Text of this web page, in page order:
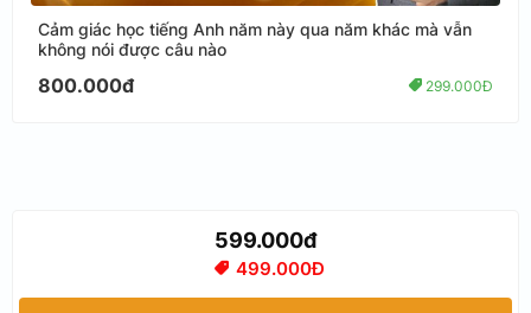
Cảm giác học tiếng Anh năm này qua năm khác mà vẫn
không nói được câu nào
800.000đ 299.000Đ
599.000đ
499.000Đ